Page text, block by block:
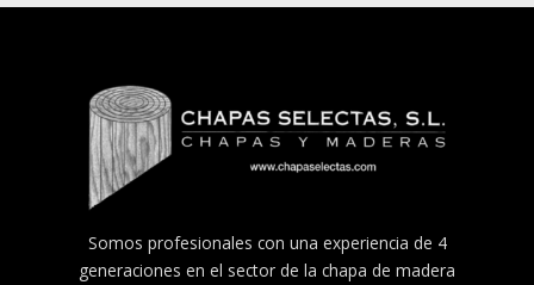
Somos profesionales con una experiencia de 4
generaciones en el sector de la chapa de madera